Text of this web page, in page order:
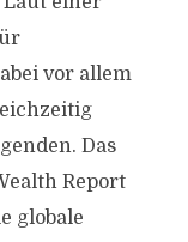
vor allem
Das
Report
globale